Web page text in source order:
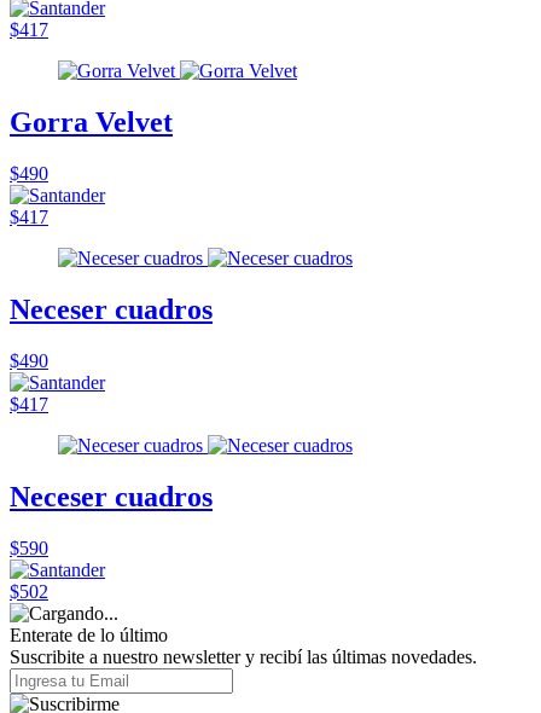
$417
Gorra Velvet
$490
$417
Neceser cuadros
$490
$417
Neceser cuadros
$590
$502
Enterate de lo último
Suscribite a nuestro newsletter y recibí las últimas novedades.